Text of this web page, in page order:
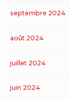
septembre 2024
août 2024
juillet 2024
juin 2024